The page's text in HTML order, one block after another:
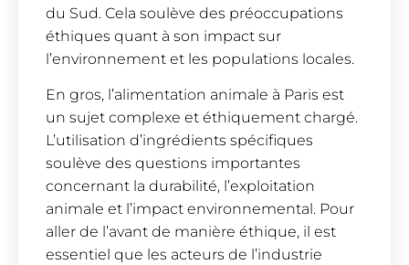
du Sud. Cela soulève des préoccupations
éthiques quant à son impact sur
l’environnement et les populations locales.
En gros, l’alimentation animale à Paris est
un sujet complexe et éthiquement chargé.
L’utilisation d’ingrédients spécifiques
soulève des questions importantes
concernant la durabilité, l’exploitation
animale et l’impact environnemental. Pour
aller de l’avant de manière éthique, il est
essentiel que les acteurs de l’industrie